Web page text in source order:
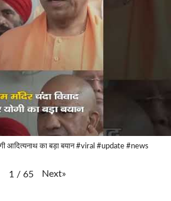
आदित्यनाथ का बड़ा बयान #viral #update #news
1 / 65 Next»